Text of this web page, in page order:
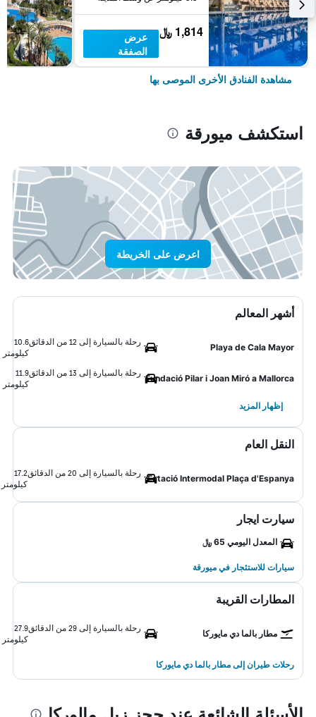
1,814 ﷼
عرض
الصفقة
مشاهدة الفنادق الأخرى الموصى بها
استكشف ميورقة
اعرض على الخريطة
أشهر المعالم
Playa de Cala Mayor
رحلة بالسيارة إلى 12 من الدقائق
10.6
كيلومتر
Fundació Pilar i Joan Miró a Mallorca
رحلة بالسيارة إلى 13 من الدقائق
11.9
كيلومتر
إظهار المزيد
النقل العام
Estació Intermodal Plaça d'Espanya
رحلة بالسيارة إلى 20 من الدقائق
17.2
كيلومتر
سيارت ايجار
المعدل اليومي 65 ﷼
سيارات للاستئجار في ميورقة
المطارات القريبة
مطار بالما دي مايوركا
رحلة بالسيارة إلى 29 من الدقائق
27.9
كيلومتر
رحلات طيران إلى مطار بالما دي مايوركا